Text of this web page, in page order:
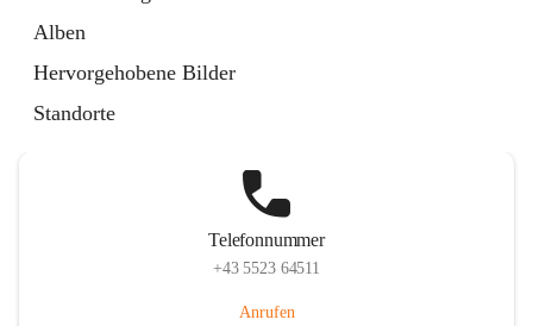
Alben
Hervorgehobene Bilder
Standorte
Telefonnummer
+43 5523 64511
Anrufen